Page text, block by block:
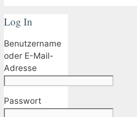
Log In
Benutzername
oder E-Mail-
Adresse
Passwort